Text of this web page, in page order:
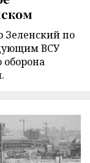
Зеленский по
ВСУ